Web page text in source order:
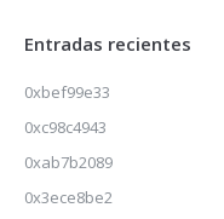
Entradas recientes
0xbef99e33
0xc98c4943
0xab7b2089
0x3ece8be2